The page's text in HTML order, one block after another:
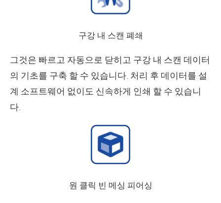
구강 내 스캔 폐쇄
그것은 빠르고 자동으로 닫히고 구강 내 스캔 데이터
의 기초를 구축 할 수 있습니다. 처리 후 데이터를 설
계 소프트웨어 없이도 신속하게 인쇄 할 수 있습니
다.
원 클릭 빈 메싱 피어싱